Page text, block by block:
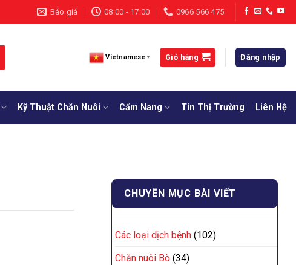
Báo giá 08:00 - 17:00 0966 566 475
Vietnamese ▼ Giỏ hàng Đăng nhập
Kỹ Thuật Chăn Nuôi Cẩm Nang Tin Thị Trường Liên Hệ
CHUYÊN MỤC BÀI VIẾT
Các loại dịch bệnh (102)
Chăn nuôi Bò (34)